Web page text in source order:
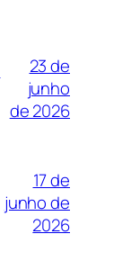
23 de
junho
de 2026
17 de
junho de
2026